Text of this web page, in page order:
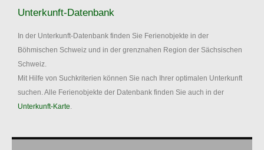
Unterkunft-Datenbank
In der Unterkunft-Datenbank finden Sie Ferienobjekte in der
Böhmischen Schweiz und in der grenznahen Region der Sächsischen
Schweiz.
Mit Hilfe von Suchkriterien können Sie nach Ihrer optimalen Unterkunft
suchen. Alle Ferienobjekte der Datenbank finden Sie auch in der
Unterkunft-Karte.